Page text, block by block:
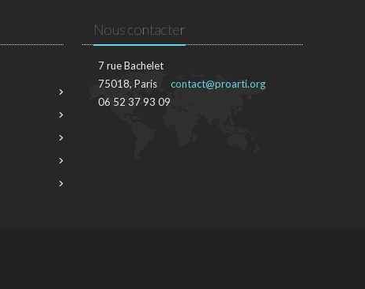
Nous contacter
7 rue Bachelet
75018, Paris
06 52 37 93 09
contact@proarti.org